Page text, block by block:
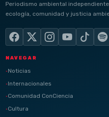
Periodismo ambiental
ecología, comunidad y justicia
NAVEGAR
Noticias
Internacionales
Comunidad ConCiencia
Cultura